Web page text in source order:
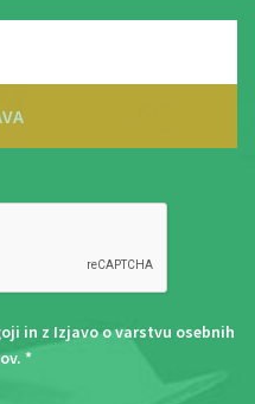
in z Izjavo o varstvu osebnih
. *